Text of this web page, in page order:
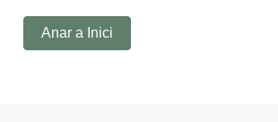
Anar a Inici